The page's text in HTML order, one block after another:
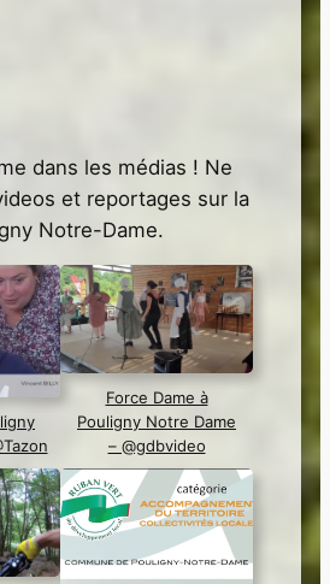
dans les médias ! Ne
et reportages sur la
Notre-Dame.
Force Dame à
Pouligny Notre Dame
– @gdbvideo